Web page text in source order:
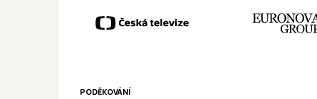
PODĚKOVÁNÍ